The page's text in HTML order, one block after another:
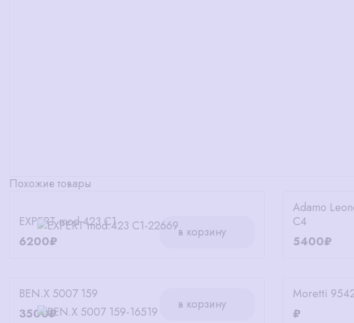
Похожие товары
EXPERT mod.423 C1
6200₽
в корзину
Adamo
C4
5400₽
BEN.X 5007 159
3500₽
в корзину
Moretti
₽